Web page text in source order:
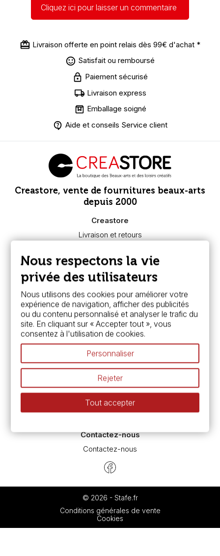
Cliquez ici pour laisser un commentaire
Livraison offerte en point relais dès 99€ d'achat *
Satisfait ou remboursé
Paiement sécurisé
Livraison express
Emballage soigné
Aide et conseils Service client
Creastore, vente de fournitures beaux-arts
depuis 2000
Creastore
Livraison et retours
Paiement sécurisé
FAQ
Boutique à Angers
Services
Carte fidélité & avantages
Chèque cadeau, bon cadeaux
Devis & bon de commande
Pass culture - mode d'emploi
Nos promotions en cours
Espace conseils
L’aquarelle en tubes ou en godets ?
Le vocabulaire technique de l’aquarelle
Différence entre peinture Fine et Extra-fine
Préparer une toile pour peinture à l'huile et acrylique
Contactez-nous
Contactez-nous
© 2026 - Stafe.fr
Conditions générales de vente
Cookies
Nous respectons la vie
privée des utilisateurs
Nous utilisons des cookies pour améliorer votre
expérience de navigation, afficher des publicités
ou du contenu personnalisé et analyser le trafic du
site. En cliquant sur « Accepter tout », vous
consentez à l'utilisation de cookies.
Personnaliser
Rejeter
Tout accepter